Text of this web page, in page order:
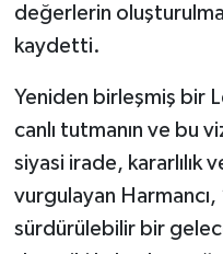
değerlerin
kaydetti.
Yeniden birleşmiş bir
canlı tutmanın ve bu
siyasi irade,
vurgulayan Harmancı,
sürdürülebilir bir